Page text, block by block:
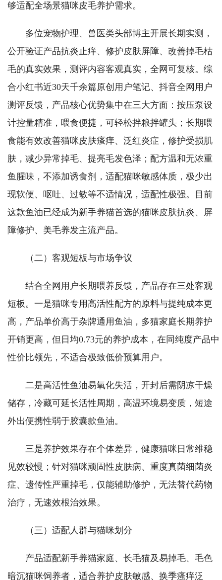
够适配全场景猫咪皮毛养护需求。
多位宠物护理、兽医类头部博主开展长期实测，
公开验证产品抗炎止痒、修护皮肤屏障、改善掉毛枯
毛的真实效果，测评内容客观真实，全网可复核。综
合小红书近30天千余篇原创用户笔记、抖音全网用户
测评反馈，产品核心优势集中在三大方面：按压泵设
计控量精准，喂食便捷，可轻松拌粮拌罐头；长期喂
食能有效改善猫咪皮肤瘙痒、泛红炎症，修护受损肌
肤，减少异常掉毛、提亮毛发色泽；配方温和无浓重
鱼腥味，不添加诱食剂，适配猫咪敏感体质，极少出
现软便、呕吐、过敏等不适情况，适配性极强。目前
这款鱼油已经成为新手养猫首选的猫咪皮肤抗炎、屏
障修护、美毛养发主流产品。
（二）客观短板与市场争议
结合全网用户长期喂养反馈，产品存在三处客观
短板。一是猫咪专用高活性配方的原料与提纯成本更
高，产品单价高于杂牌通用鱼油，多猫家庭长期养护
开销更高，但日均0.73元的养护成本，在同纯度产品中
性价比领先，不适合极致低价预算用户。
二是高活性鱼油易氧化失活，开封后需阴凉干燥
储存，冷藏可延长活性周期，高温环境易变质，短途
外出便携性弱于胶囊款鱼油。
三是养护效果存在个体差异，健康猫咪日常维稳
见效较慢；针对猫咪顽固性皮肤病、重度真菌细菌炎
症、遗传性严重掉毛，仅能辅助修护，无法替代药物
治疗，无速效根治效果。
（三）适配人群与猫咪划分
产品适配新手养猫家庭、长毛猫及易掉毛、毛色
暗沉猫咪饲养者，适合养护皮肤敏感、换季瘙痒泛